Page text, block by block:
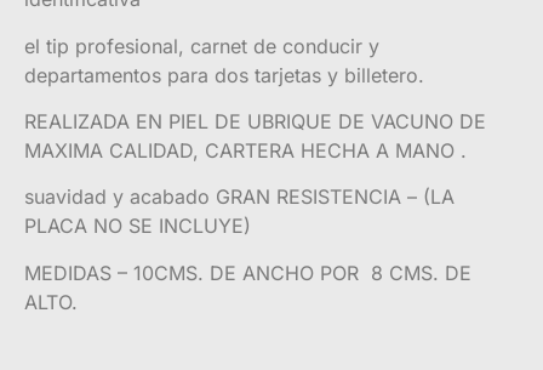
el tip profesional, carnet de conducir y
departamentos para dos tarjetas y billetero.
REALIZADA EN PIEL DE UBRIQUE DE VACUNO DE
MAXIMA CALIDAD, CARTERA HECHA A MANO .
suavidad y acabado GRAN RESISTENCIA – (LA
PLACA NO SE INCLUYE)
MEDIDAS – 10CMS. DE ANCHO POR 8 CMS. DE
ALTO.